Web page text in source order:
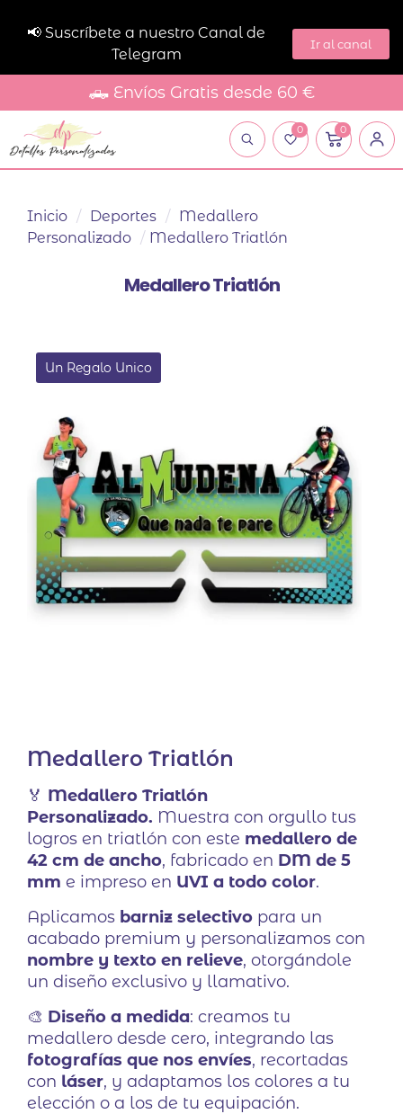
📢 Suscríbete a nuestro Canal de
Telegram
Ir al canal
🛻 Envíos Gratis desde 60 €
0 0
Inicio / Deportes / Medallero
Personalizado / Medallero Triatlón
Medallero Triatlón
Medallero Triatlón
🏅 Medallero Triatlón
Personalizado. Muestra con orgullo tus
logros en triatlón con este medallero de
42 cm de ancho, fabricado en DM de 5
mm e impreso en UVI a todo color.
Aplicamos barniz selectivo para un
acabado premium y personalizamos con
nombre y texto en relieve, otorgándole
un diseño exclusivo y llamativo.
🎨 Diseño a medida: creamos tu
medallero desde cero, integrando las
fotografías que nos envíes, recortadas
con láser, y adaptamos los colores a tu
elección o a los de tu equipación.